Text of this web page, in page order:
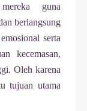
guna
berlangsung
serta
kecemasan,
Oleh karena
tujuan utama